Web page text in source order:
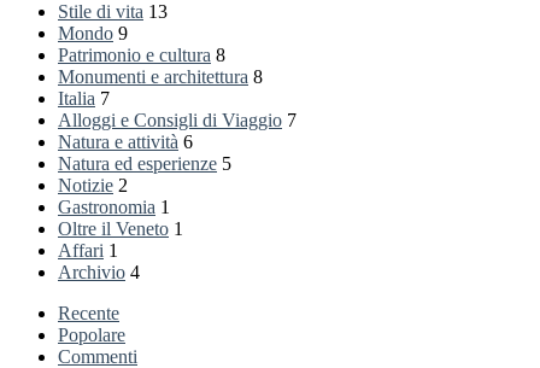
Stile di vita 13
Mondo 9
Patrimonio e cultura 8
Monumenti e architettura 8
Italia 7
Alloggi e Consigli di Viaggio 7
Natura e attività 6
Natura ed esperienze 5
Notizie 2
Gastronomia 1
Oltre il Veneto 1
Affari 1
Archivio 4
Recente
Popolare
Commenti